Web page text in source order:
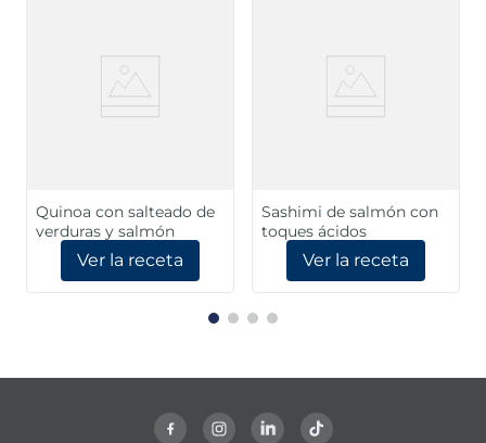
Quinoa con salteado de
verduras y salmón
Ver la receta
Sashimi de salmón con
toques ácidos
Ver la receta